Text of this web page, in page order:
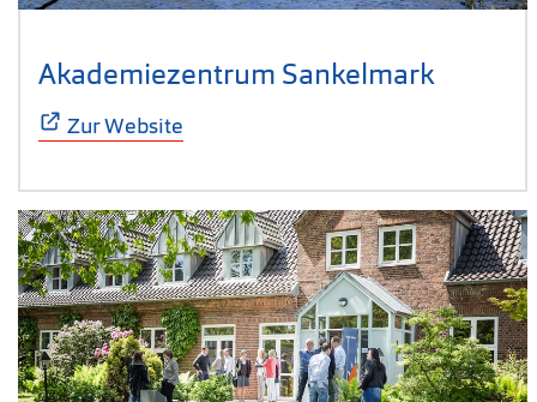
Akademiezentrum Sankelmark(Öffnet
Zur Website